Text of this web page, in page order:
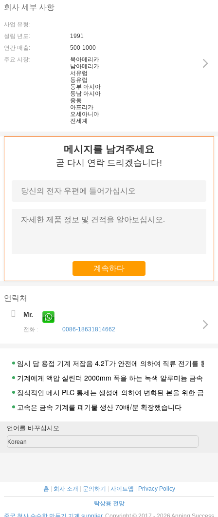
회사 세부 사항
사업 유형:
설립 년도:
1991
연간 매출:
500-1000
주요 시장:
북아메리카
남아메리카
서유럽
동유럽
동부 아시아
동남 아시아
중동
아프리카
오세아니아
전세계
메시지를 남겨주세요
곧 다시 연락 드리겠습니다!
연락처
Mr.
전화 : 0086-18631814662
임시 담 용접 기계 저잡음 4.2T가 안전에 의하여 직류 전기를 통했
기계에게 액압 실린더 2000mm 폭을 하는 녹색 알루미늄 금속 메시
장식적인 메시 PLC 통제는 생성에 의하여 변화된 본을 위한 금속
고속은 금속 기계를 폐기물 생산 70배/분 확장했습니다
자동적인 유형 셔틀리스 길쌈 기계 합리적인 디자인 폭 1300mm
스테인리스는 304의 SS 큰 철사 직경을 가진 철망사 기계를 용접
5x150 발은 PLC 통제 시스템 2600x1700x1350mm를 가진 철망
건축 산업 가금류 농업을 위한 220V에 의하여 용접되는 철망사 기
언어를 바꾸십시오
Korean
홈 | 회사 소개 | 문의하기 | 사이트맵 | Privacy Policy
탁상용 전망